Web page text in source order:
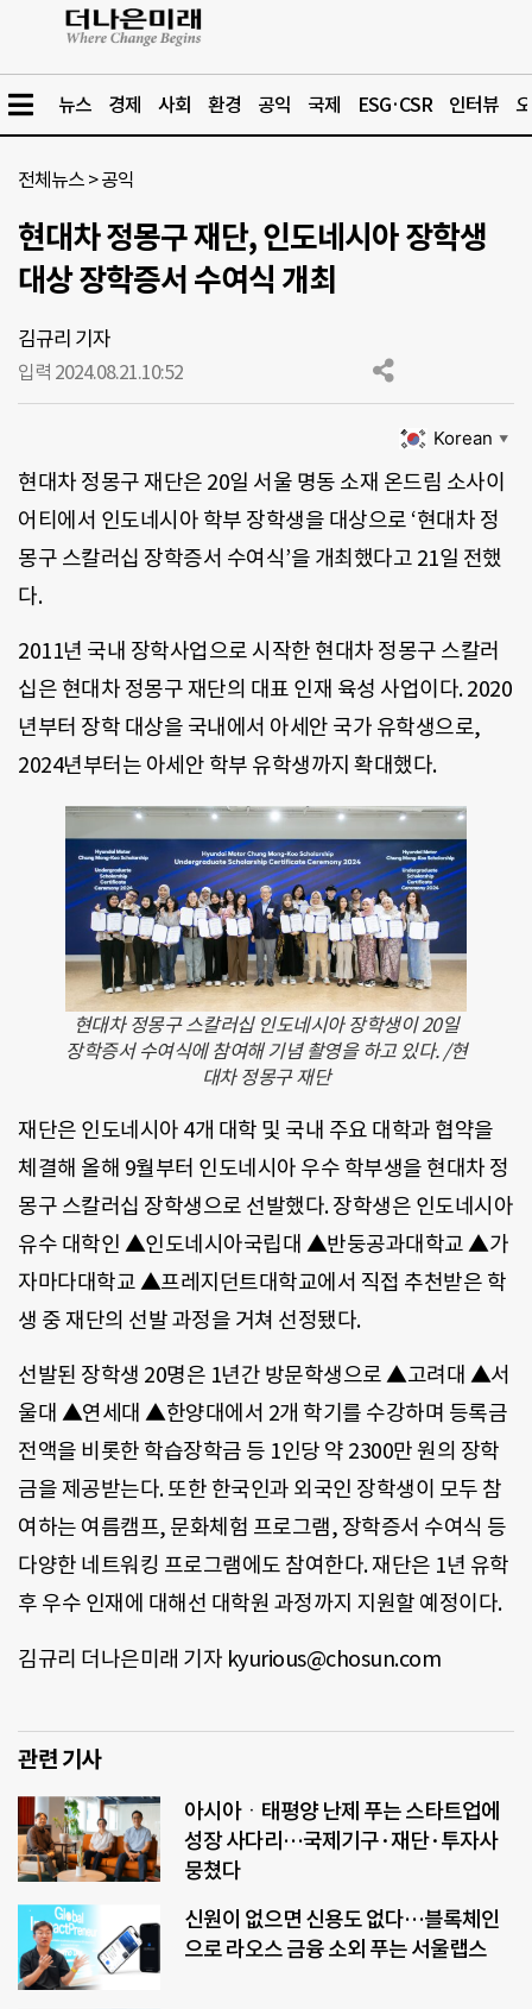
뉴스 경제 사회 환경 공익 국제 ESG·CSR 인터뷰
전체뉴스 >공익
현대차 정몽구 재단, 인도네시아 장학생
대상 장학증서 수여식 개최
김규리 기자
입력 2024.08.21.10:52
Korean ▼
현대차 정몽구 재단은 20일 서울 명동 소재 온드림 소사이
어티에서 인도네시아 학부 장학생을 대상으로 ‘현대차 정
몽구 스칼러십 장학증서 수여식’을 개최했다고 21일 전했
다.
2011년 국내 장학사업으로 시작한 현대차 정몽구 스칼러
십은 현대차 정몽구 재단의 대표 인재 육성 사업이다. 2020
년부터 장학 대상을 국내에서 아세안 국가 유학생으로,
2024년부터는 아세안 학부 유학생까지 확대했다.
현대차 정몽구 스칼러십 인도네시아 장학생이 20일
장학증서 수여식에 참여해 기념 촬영을 하고 있다. /현
대차 정몽구 재단
재단은 인도네시아 4개 대학 및 국내 주요 대학과 협약을
체결해 올해 9월부터 인도네시아 우수 학부생을 현대차 정
몽구 스칼러십 장학생으로 선발했다. 장학생은 인도네시아
유수 대학인 ▲인도네시아국립대 ▲반둥공과대학교 ▲가
자마다대학교 ▲프레지던트대학교에서 직접 추천받은 학
생 중 재단의 선발 과정을 거쳐 선정됐다.
선발된 장학생 20명은 1년간 방문학생으로 ▲고려대 ▲서
울대 ▲연세대 ▲한양대에서 2개 학기를 수강하며 등록금
전액을 비롯한 학습장학금 등 1인당 약 2300만 원의 장학
금을 제공받는다. 또한 한국인과 외국인 장학생이 모두 참
여하는 여름캠프, 문화체험 프로그램, 장학증서 수여식 등
다양한 네트워킹 프로그램에도 참여한다. 재단은 1년 유학
후 우수 인재에 대해선 대학원 과정까지 지원할 예정이다.
김규리 더나은미래 기자 kyurious@chosun.com
관련 기사
아시아ㆍ태평양 난제 푸는 스타트업에
성장 사다리…국제기구·재단·투자사
뭉쳤다
신원이 없으면 신용도 없다…블록체인
으로 라오스 금융 소외 푸는 서울랩스